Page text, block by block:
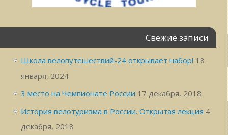
Свежие записи
Школа велопутешествий-24 открывает набор! 18
января, 2024
3 место на Чемпионате России 17 декабря, 2018
История велотуризма в России. Открытая лекция 4
декабря, 2018